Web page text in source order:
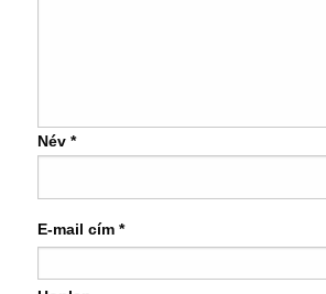
Név *
E-mail cím *